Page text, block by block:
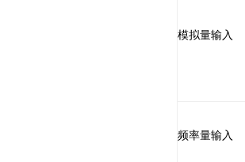
模拟量输入
频率量输入